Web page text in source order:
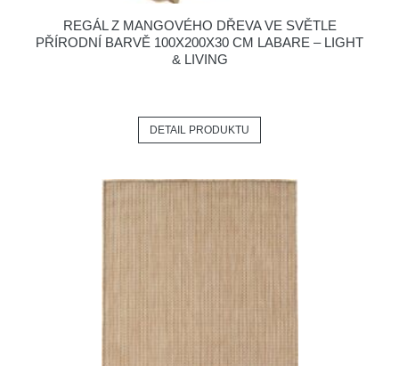
REGÁL Z MANGOVÉHO DŘEVA VE SVĚTLE
PŘÍRODNÍ BARVĚ 100X200X30 CM LABARE – LIGHT
& LIVING
DETAIL PRODUKTU